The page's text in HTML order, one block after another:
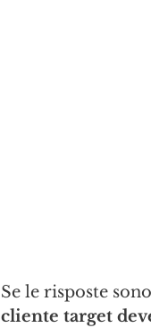
Se le risposte
cliente target